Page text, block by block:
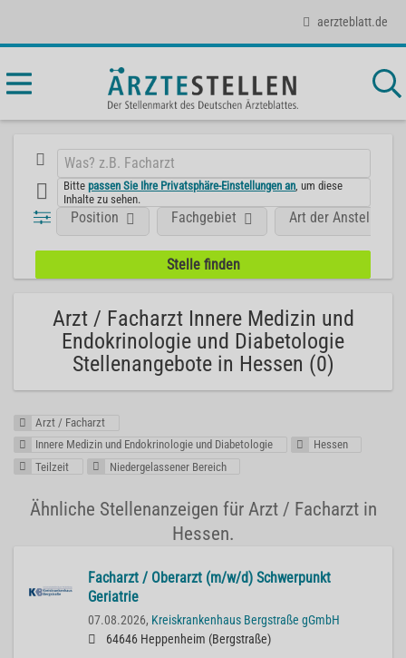
aerzteblatt.de
Bittepassen Sie Ihre Privatsphäre-Einstellungen an , um diese
Inhalte zu sehen.
Position Fachgebiet Art der Anstellung
Arzt / Facharzt Innere Medizin und
Endokrinologie und Diabetologie
Stellenangebote in Hessen (0)
Arzt / Facharzt
Innere Medizin und Endokrinologie und Diabetologie
Hessen
Teilzeit
Niedergelassener Bereich
Ähnliche Stellenanzeigen für Arzt / Facharzt in
Hessen.
Facharzt / Oberarzt (m/w/d) Schwerpunkt
Geriatrie
07.08.2026, Kreiskrankenhaus Bergstraße gGmbH
64646 Heppenheim (Bergstraße)